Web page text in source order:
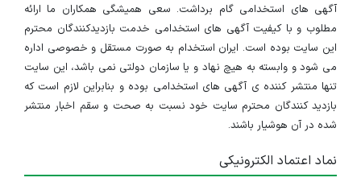
آگهی های استخدامی گام برداشت. سعی همیشگی همکاران ما ارائه
مطلوب و با کیفیت آگهی های استخدامی خدمت بازدیدکنندگان محترم
این سایت بوده است. ایران استخدام به صورت مستقل و خصوصی اداره
می شود و وابسته به هیچ نهاد و یا سازمان دولتی نمی باشد، این سایت
تنها منتشر کننده ی آگهی های استخدامی بوده و بنابراین لازم است که
بازدید کنندگان محترم سایت خود نسبت به صحت و سقم اخبار منتشر
شده در آن هوشیار باشند.
نماد اعتماد الکترونیکی